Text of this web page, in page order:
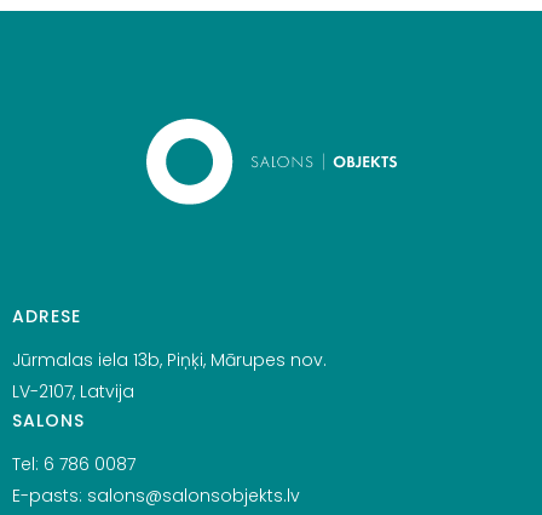
ADRESE
Jūrmalas iela 13b, Piņķi, Mārupes nov.
LV-2107, Latvija
SALONS
Tel: 6 786 0087
E-pasts: salons@salonsobjekts.lv